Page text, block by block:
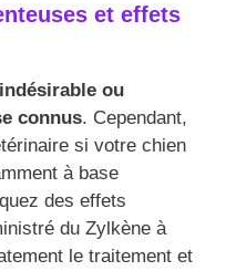
et effets
ou
connus. Cependant,
si votre chien
à base
des effets
du Zylkène à
le traitement et